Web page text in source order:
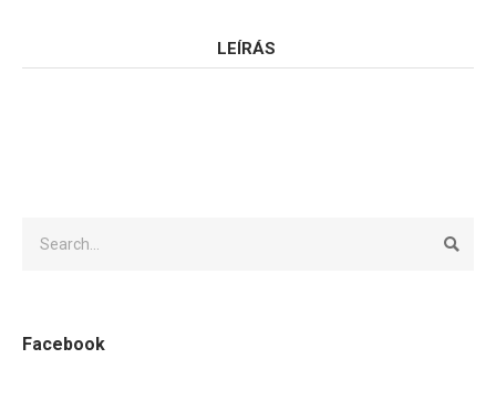
LEÍRÁS
Facebook